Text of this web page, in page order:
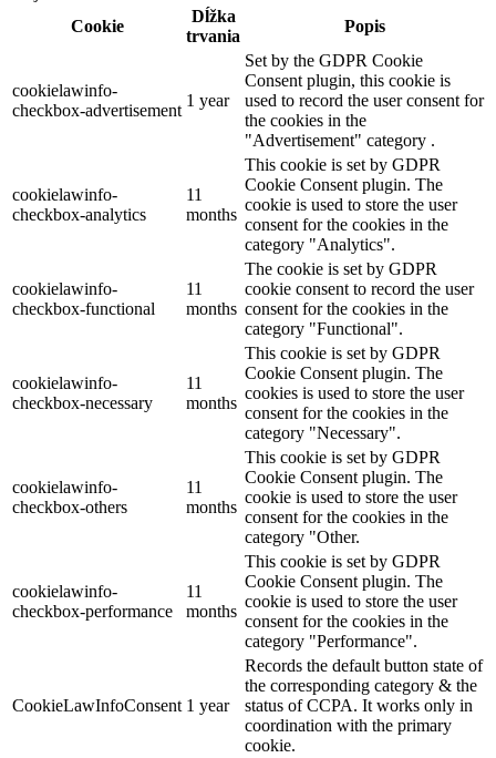
Cookie
Dĺžka
trvania
Popis
cookielawinfo-
checkbox-advertisement
1 year
Set by the GDPR Cookie
Consent plugin, this cookie is
used to record the user consent for
the cookies in the
"Advertisement" category .
cookielawinfo-
checkbox-analytics
11
months
This cookie is set by GDPR
Cookie Consent plugin. The
cookie is used to store the user
consent for the cookies in the
category "Analytics".
cookielawinfo-
checkbox-functional
11
months
The cookie is set by GDPR
cookie consent to record the user
consent for the cookies in the
category "Functional".
cookielawinfo-
checkbox-necessary
11
months
This cookie is set by GDPR
Cookie Consent plugin. The
cookies is used to store the user
consent for the cookies in the
category "Necessary".
cookielawinfo-
checkbox-others
11
months
This cookie is set by GDPR
Cookie Consent plugin. The
cookie is used to store the user
consent for the cookies in the
category "Other.
cookielawinfo-
checkbox-performance
11
months
This cookie is set by GDPR
Cookie Consent plugin. The
cookie is used to store the user
consent for the cookies in the
category "Performance".
CookieLawInfoConsent 1 year
Records the default button state of
the corresponding category & the
status of CCPA. It works only in
coordination with the primary
cookie.